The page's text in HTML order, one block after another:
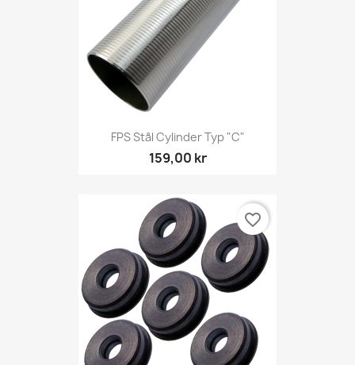
FPS Stål Cylinder Typ "C"
159,00 kr
favorite_border